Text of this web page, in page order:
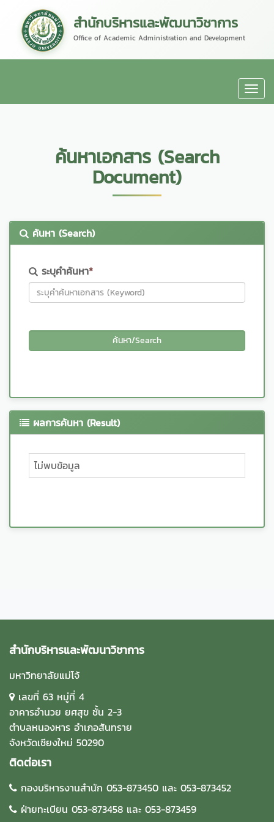
สำนักบริหารและพัฒนาวิชาการ
Office of Academic Administration and Development
ค้นหาเอกสาร (Search
Document)
ค้นหา (Search)
ระบุคำค้นหา*
ผลการค้นหา (Result)
ไม่พบข้อมูล
สำนักบริหารและพัฒนาวิชาการ
มหาวิทยาลัยแม่โจ้
เลขที่ 63 หมู่ที่ 4
อาคารอำนวย ยศสุข ชั้น 2-3
ตำบลหนองหาร อำเภอสันทราย
จังหวัดเชียงใหม่ 50290
ติดต่อเรา
กองบริหารงานสำนัก 053-873450 และ 053-873452
ฝ่ายทะเบียน 053-873458 และ 053-873459